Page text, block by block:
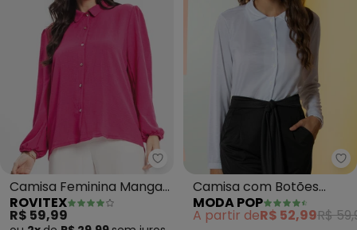
Rovitex - Camisa Feminina
Camisa Feminina Manga
Longa (Rosa)
ROVITEX
R$ 59,99
Camisa com Botões
(Branca)
MODA POP
A partir deR$ 52,99R$